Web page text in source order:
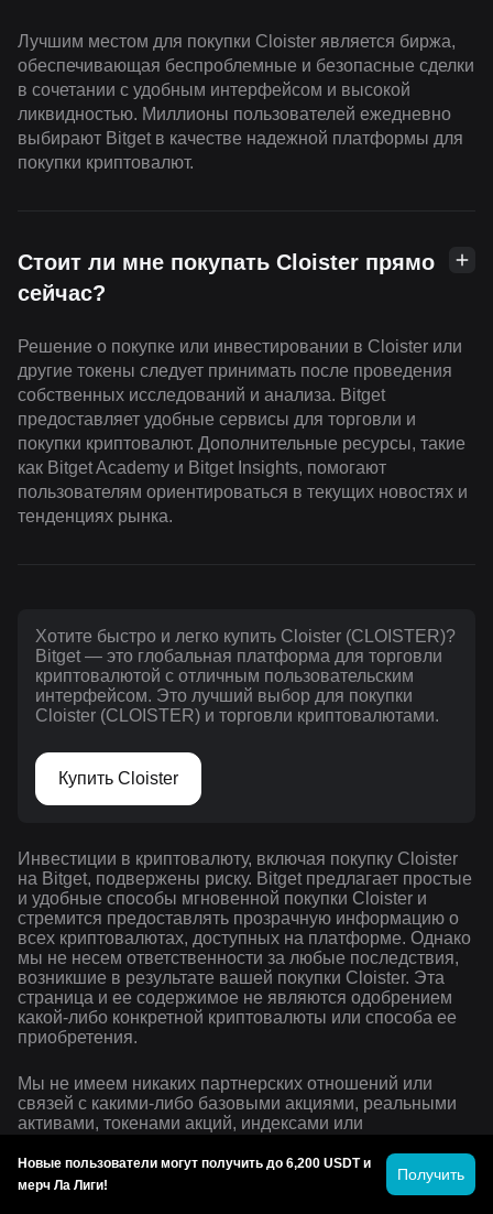
Лучшим местом для покупки Cloister является биржа,
обеспечивающая беспроблемные и безопасные сделки
в сочетании с удобным интерфейсом и высокой
ликвидностью. Миллионы пользователей ежедневно
выбирают Bitget в качестве надежной платформы для
покупки криптовалют.
Стоит ли мне покупать Cloister прямо
сейчас?
Решение о покупке или инвестировании в Cloister или
другие токены следует принимать после проведения
собственных исследований и анализа. Bitget
предоставляет удобные сервисы для торговли и
покупки криптовалют. Дополнительные ресурсы, такие
как Bitget Academy и Bitget Insights, помогают
пользователям ориентироваться в текущих новостях и
тенденциях рынка.
Хотите быстро и легко купить Cloister (CLOISTER)?
Bitget — это глобальная платформа для торговли
криптовалютой с отличным пользовательским
интерфейсом. Это лучший выбор для покупки
Cloister (CLOISTER) и торговли криптовалютами.
Купить Cloister
Инвестиции в криптовалюту, включая покупку Cloister
на Bitget, подвержены риску. Bitget предлагает простые
и удобные способы мгновенной покупки Cloister и
стремится предоставлять прозрачную информацию о
всех криптовалютах, доступных на платформе. Однако
мы не несем ответственности за любые последствия,
возникшие в результате вашей покупки Cloister. Эта
страница и ее содержимое не являются одобрением
какой-либо конкретной криптовалюты или способа ее
приобретения.
Мы не имеем никаких партнерских отношений или
связей с какими-либо базовыми акциями, реальными
активами, токенами акций, индексами или
на какие-либо права на товарные знаки или
интеллектуальную собственность третьих сторон.
Новые пользователи могут получить до 6,200 USDT и
мерч Ла Лиги!
Получить